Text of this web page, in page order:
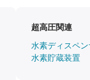
超高圧関連
水素ディスペ
水素貯蔵装置